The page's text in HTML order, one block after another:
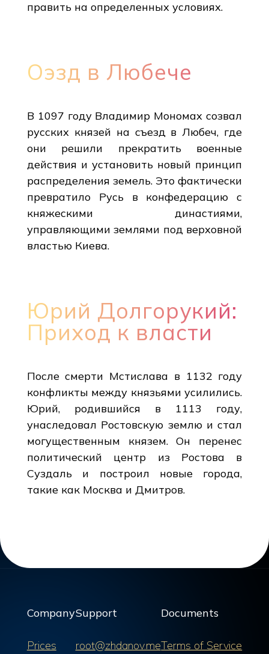
править на определенных условиях.
Оэзд в Любече
В 1097 году Владимир Мономах созвал
русских князей на съезд в Любеч, где
они решили прекратить военные
действия и установить новый принцип
распределения земель. Это фактически
превратило Русь в конфедерацию с
княжескими династиями,
управляющими землями под верховной
властью Киева.
Юрий Долгорукий:
Приход к власти
После смерти Мстислава в 1132 году
конфликты между князьями усилились.
Юрий, родившийся в 1113 году,
унаследовал Ростовскую землю и стал
могущественным князем. Он перенес
политический центр из Ростова в
Суздаль и построил новые города,
такие как Москва и Дмитров.
Company
Prices
Support
root@zhdanov.me
Documents
Terms of Service